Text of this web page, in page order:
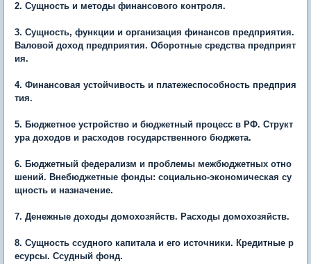
2. Сущность и методы финансового контроля.
3. Сущность, функции и организация финансов предприятия.
Валовой доход предприятия. Оборотные средства предприят
ия.
4. Финансовая устойчивость и платежеспособность предприя
тия.
5. Бюджетное устройство и бюджетный процесс в РФ. Структ
ура доходов и расходов государственного бюджета.
6. Бюджетный федерализм и проблемы межбюджетных отно
шений. Внебюджетные фонды: социально-экономическая су
щность и назначение.
7. Денежные доходы домохозяйств. Расходы домохозяйств.
8. Сущность ссудного капитала и его источники. Кредитные р
есурсы. Ссудный фонд.